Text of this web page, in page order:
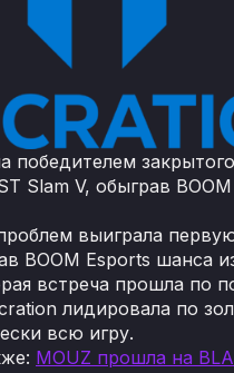
победителем
Slam V, обыграв
выиграла
BOOM Esports шанса
встреча прошла по
лидировала по
всю игру.
MOUZ прошла на